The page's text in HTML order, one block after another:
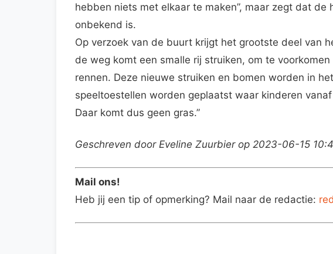
hebben niets met elkaar te maken”, maar zegt dat
onbekend is.
Op verzoek van de buurt krijgt het grootste deel van
de weg komt een smalle rij struiken, om te
rennen. Deze nieuwe struiken en bomen worden in
speeltoestellen worden geplaatst waar kinderen
Daar komt dus geen gras.”
Geschreven door Eveline Zuurbier op 2023-06-15
Mail ons!
Heb jij een tip of opmerking? Mail naar de redactie: